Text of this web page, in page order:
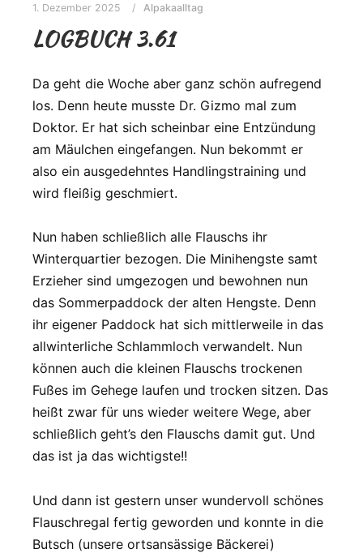
1. Dezember 2025 Alpakaalltag
LOGBUCH 3.61
Da geht die Woche aber ganz schön aufregend
los. Denn heute musste Dr. Gizmo mal zum
Doktor. Er hat sich scheinbar eine Entzündung
am Mäulchen eingefangen. Nun bekommt er
also ein ausgedehntes Handlingstraining und
wird fleißig geschmiert.
Nun haben schließlich alle Flauschs ihr
Winterquartier bezogen. Die Minihengste samt
Erzieher sind umgezogen und bewohnen nun
das Sommerpaddock der alten Hengste. Denn
ihr eigener Paddock hat sich mittlerweile in das
allwinterliche Schlammloch verwandelt. Nun
können auch die kleinen Flauschs trockenen
Fußes im Gehege laufen und trocken sitzen. Das
heißt zwar für uns wieder weitere Wege, aber
schließlich geht’s den Flauschs damit gut. Und
das ist ja das wichtigste!!
Und dann ist gestern unser wundervoll schönes
Flauschregal fertig geworden und konnte in die
Butsch (unsere ortsansässige Bäckerei)